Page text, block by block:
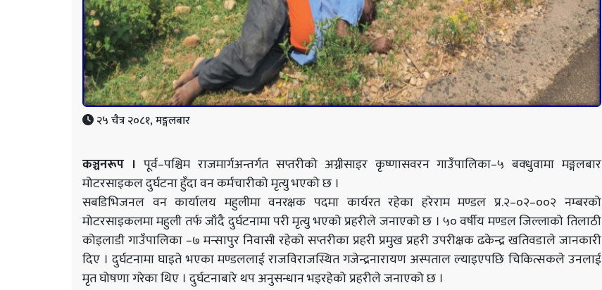
२५ चैत्र २०८१, मङ्गलबार
कञ्चनरूप । पूर्व–पश्चिम राजमार्गअन्तर्गत सप्तरीको अग्नीसाइर कृष्णासवरन गाउँपालिका–५ बक्धुवामा मङ्गलबार
मोटरसाइकल दुर्घटना हुँदा वन कर्मचारीको मृत्यु भएको छ ।
सबडिभिजनल वन कार्यालय महुलीमावनरक्षक पदमा कार्यरत रहेका हरेराम मण्डलप्र.२–०२–००२ नम्बरको
मोटरसाइकलमा महुली तर्फ जाँदै दुर्घटनामा परी मृत्यु भएको प्रहरीले जनाएको छ । ५० वर्षीय मण्डल जिल्लाको तिलाठी
कोइलाडी गाउँपालिका –७ मन्सापुर निवासी रहेको सप्तरीका प्रहरी प्रमुख प्रहरी उपरीक्षक ढकेन्द्र खतिवडाले जानकारी
दिए । दुर्घटनामा घाइते भएका मण्डललाई राजविराजस्थित गजेन्द्रनारायण अस्पतालल्याइएपछि चिकित्सकले उनलाई
मृत घोषणा गरेका थिए । दुर्घटनाबारे थप अनुसन्धान भइरहेको प्रहरीले जनाएको छ ।